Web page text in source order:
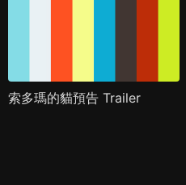
索多瑪的貓預告 Trailer